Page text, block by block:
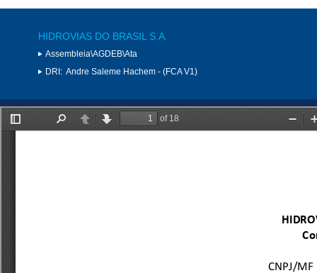
HIDROVIAS DO BRASIL S.A.
Assembleia\AGDEB\Ata
DRI: Andre Saleme Hachem - (FCA V1)